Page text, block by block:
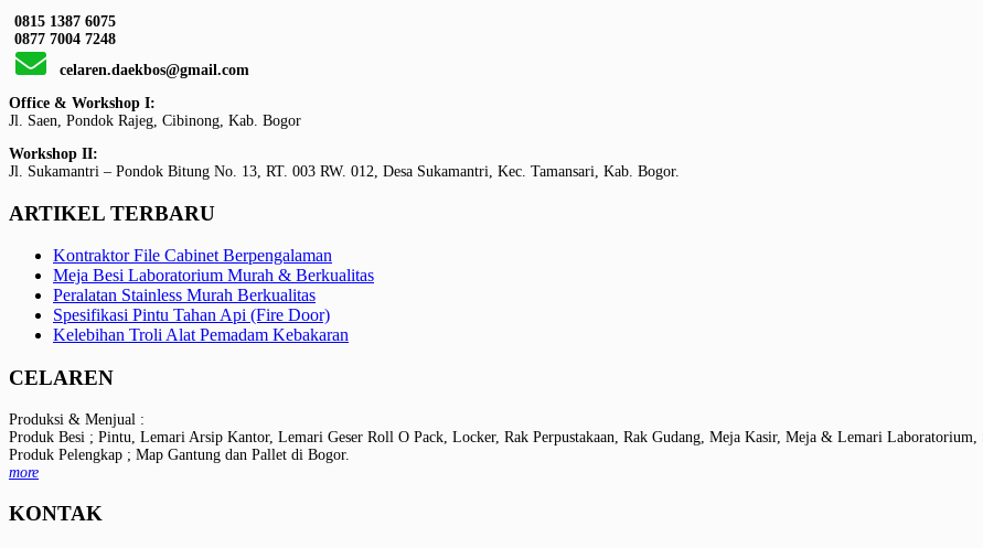
0815 1387 6075
0877 7004 7248
celaren.daekbos@gmail.com
Office & Workshop I:
Jl. Saen, Pondok Rajeg, Cibinong, Kab. Bogor
Workshop II:
Jl. Sukamantri – Pondok Bitung No. 13, RT. 003 RW. 012, Desa Sukamantri, Kec. Tamansari, Kab. Bogor.
ARTIKEL TERBARU
Kontraktor File Cabinet Berpengalaman
Meja Besi Laboratorium Murah & Berkualitas
Peralatan Stainless Murah Berkualitas
Spesifikasi Pintu Tahan Api (Fire Door)
Kelebihan Troli Alat Pemadam Kebakaran
CELAREN
Produksi & Menjual :
Produk Besi ; Pintu, Lemari Arsip Kantor, Lemari Geser Roll O Pack, Locker, Rak Perpustakaan, Rak Gudang, Meja Kasir, Meja & Lemari Laboratorium,
Produk Pelengkap ; Map Gantung dan Pallet di Bogor.
more
KONTAK